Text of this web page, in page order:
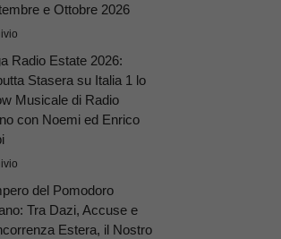
e Ottobre 2026
Radio Estate 2026:
Stasera su Italia 1 lo
Musicale di Radio
con Noemi ed Enrico
del Pomodoro
Tra Dazi, Accuse e
Estera, il Nostro